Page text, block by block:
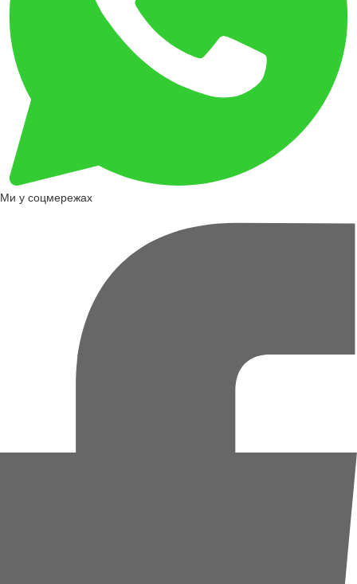
Ми у соцмережах